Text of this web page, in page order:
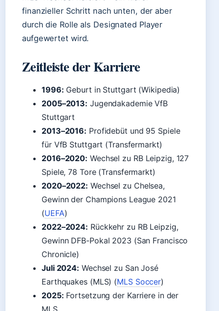
finanzieller Schritt nach unten, der aber
durch die Rolle als Designated Player
aufgewertet wird.
Zeitleiste der Karriere
1996: Geburt in Stuttgart (Wikipedia)
2005–2013: Jugendakademie VfB
Stuttgart
2013–2016: Profidebüt und 95 Spiele
für VfB Stuttgart (Transfermarkt)
2016–2020: Wechsel zu RB Leipzig, 127
Spiele, 78 Tore (Transfermarkt)
2020–2022: Wechsel zu Chelsea,
Gewinn der Champions League 2021
(UEFA)
2022–2024: Rückkehr zu RB Leipzig,
Gewinn DFB-Pokal 2023 (San Francisco
Chronicle)
Juli 2024: Wechsel zu San José
Earthquakes (MLS) (MLS Soccer)
2025: Fortsetzung der Karriere in der
MLS